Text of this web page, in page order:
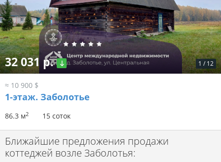
1 / 12
32 031 р.
≈ 10 900 $
1-этаж. Заболотье
86.3 м2 15 соток
Ближайшие предложения продажи
коттеджей возле Заболотья: